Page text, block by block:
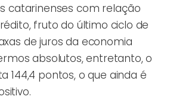
catarinenses com relação
fruto do último ciclo de
de juros da economia
absolutos, entretanto, o
144,4 pontos, o que ainda é